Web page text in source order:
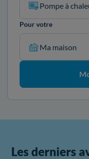
Pompe à
Pour votre
Ma maison
Les derniers